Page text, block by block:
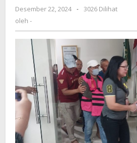
Desember 22, 2024
oleh
-
3026 Dilihat
oleh -